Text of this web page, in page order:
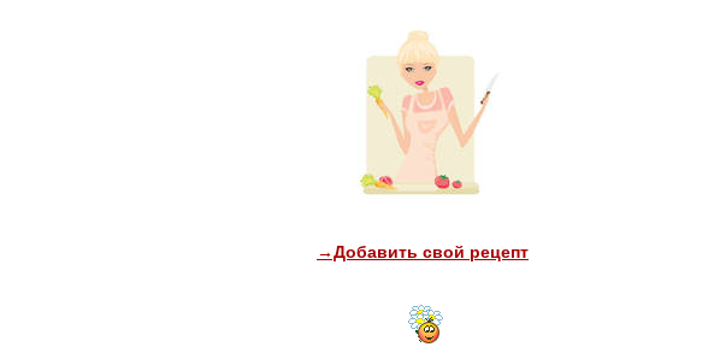
→Добавить свой рецепт